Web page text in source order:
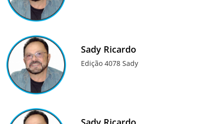
Sady Ricardo
Edição 4078 Sady